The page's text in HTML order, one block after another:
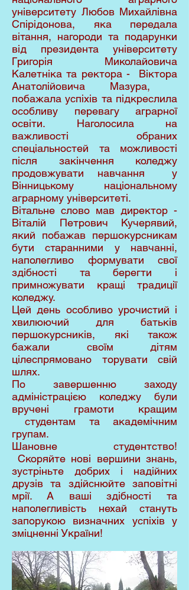
університету Любов Михайлівна
Спірідонова, яка передала
вітання, нагороди та подарунки
від президента університету
Григорія Миколайовича
Калетніка та ректора - Віктора
Анатолійовича Мазура,
побажала успіхів та підкреслила
особливу перевагу аграрної
освіти. Наголосила на
важливості обраних
спеціальностей та можливості
після закінчення коледжу
продовжувати навчання у
Вінницькому національному
аграрному університеті.
Вітальне слово мав директор -
Віталій Петрович Кучерявий,
який побажав першокурсникам
бути старанними у навчанні,
наполегливо формувати свої
здібності та берегти і
примножувати кращі традиції
коледжу.
Цей день особливо урочистий і
хвилюючий для батьків
першокурсників, які також
бажали своїм дітям
цілеспрямовано торувати свій
шлях.
По завершенню заходу
адміністрацією коледжу були
вручені грамоти кращим
студентам та академічним
групам.
Шановне студентство!
Скоряйте нові вершини знань,
зустріньте добрих і надійних
друзів та здійснюйте заповітні
мрії. А ваші здібності та
наполегливість нехай стануть
запорукою визначних успіхів у
зміцненні України!